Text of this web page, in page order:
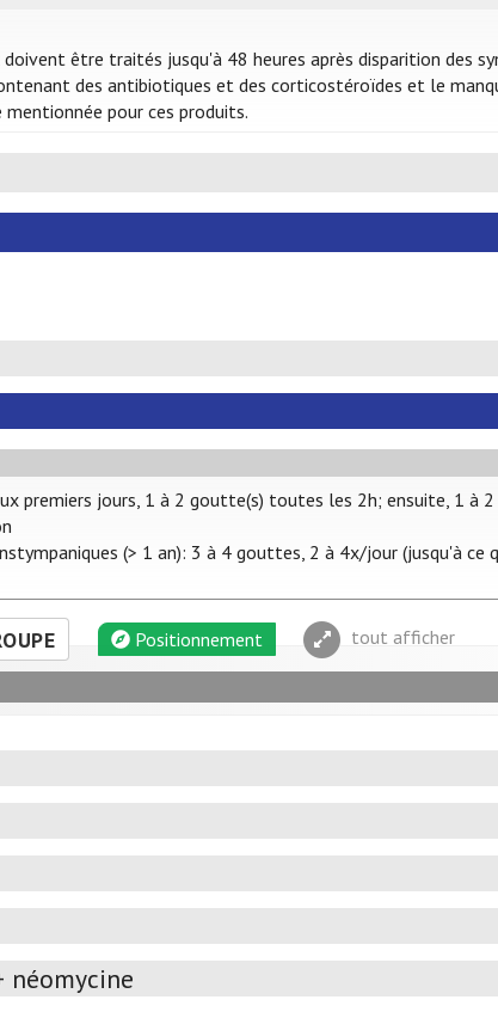
être traités jusqu'à 48 heures après disparition des
des antibiotiques et des corticostéroïdes et le
mentionnée pour ces produits.
premiers jours, 1 à 2 goutte(s) toutes les 2h; ensuite, 1 à
(> 1 an): 3 à 4 gouttes, 2 à 4x/jour (jusqu'à
Positionnement tout afficher
néomycine